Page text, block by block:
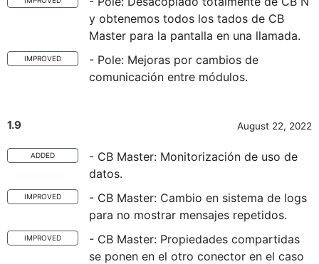
y obtenemos todos los tados de CB
Master para la pantalla en una llamada.
IMPROVED
- Pole: Mejoras por cambios de
comunicación entre módulos.
1.9 August 22, 2022
ADDED
- CB Master: Monitorización de uso de
datos.
IMPROVED
- CB Master: Cambio en sistema de logs
para no mostrar mensajes repetidos.
IMPROVED
- CB Master: Propiedades compartidas
se ponen en el otro conector en el caso